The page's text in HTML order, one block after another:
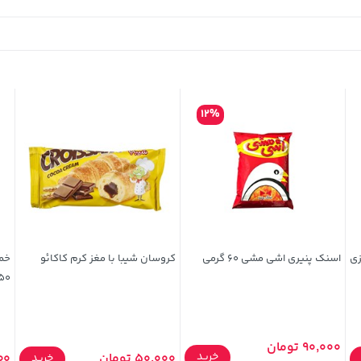
اسنک پنیری اشی مشی 60 گرمی
12%
90,000 تومان خرید
کروسان شیبا با مغز کرم کاکائو